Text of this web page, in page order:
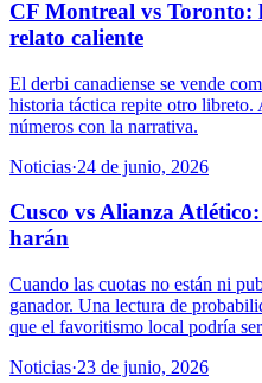
CF Montreal vs
relato caliente
El derbi canadiense se vende
historia táctica repite otro libreto.
números con la narrativa.
Noticias·24 de junio, 2026
Cusco vs Alianza
harán
Cuando las cuotas no están ni
ganador. Una lectura de
que el favoritismo local podría
Noticias·23 de junio, 2026